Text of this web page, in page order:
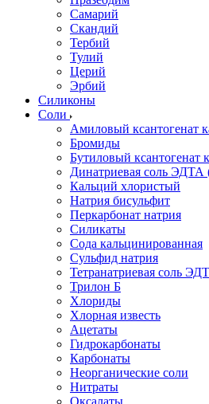
Самарий
Скандий
Тербий
Тулий
Церий
Эрбий
Силиконы
Соли
Амиловый ксантогенат
Бромиды
Бутиловый ксантогенат
Динатриевая соль ЭДТА
Кальций хлористый
Натрия бисульфит
Перкарбонат натрия
Силикаты
Сода кальцинированная
Сульфид натрия
Тетранатриевая соль
Трилон Б
Хлориды
Хлорная известь
Ацетаты
Гидрокарбонаты
Карбонаты
Неорганические соли
Нитраты
Оксалаты